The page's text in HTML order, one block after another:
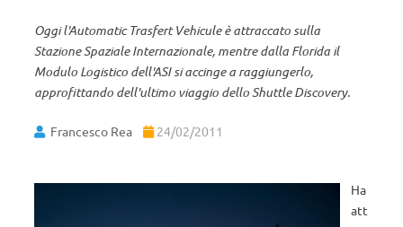
Oggi l'Automatic Trasfert Vehicule è attraccato sulla
Stazione Spaziale Internazionale, mentre dalla Florida il
Modulo Logistico dell'ASI si accinge a raggiungerlo,
approfittando dell'ultimo viaggio dello Shuttle Discovery.
Francesco Rea 24/02/2011
Ha
att